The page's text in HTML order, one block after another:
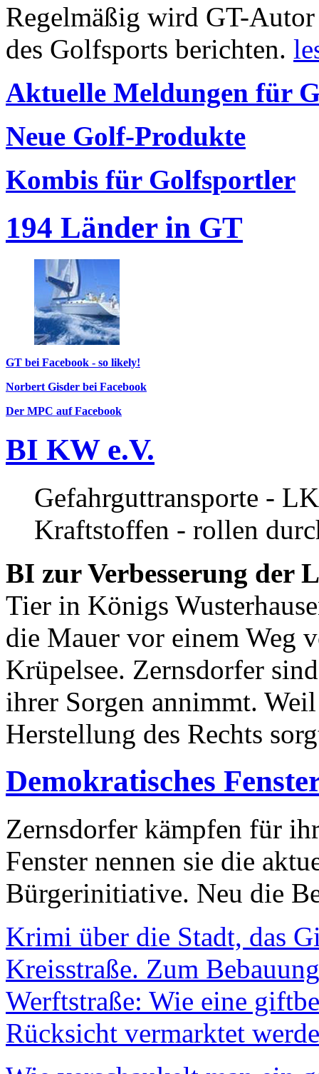
Regelmäßig wird GT-
des Golfsports berichten.
Aktuelle Meldungen für
Neue Golf-Produkte
Kombis für Golfsportler
194 Länder in GT
GT bei Facebook - so likely!
Norbert Gisder bei Facebook
Der MPC auf Facebook
BI KW e.V.
Gefahrguttransporte -
Kraftstoffen - rollen
BI zur Verbesserung der
Tier in Königs
die Mauer vor einem Weg
Krüpelsee. Zernsdorfer
ihrer Sorgen annimmt.
Herstellung des Rechts
Demokratisches
Zernsdorfer kämpfen für
Fenster nennen sie die
Bürgerinitiative. Neu die
Krimi über die Stadt, das
Kreisstraße. Zum
Werftstraße: Wie eine
Rücksicht vermarktet